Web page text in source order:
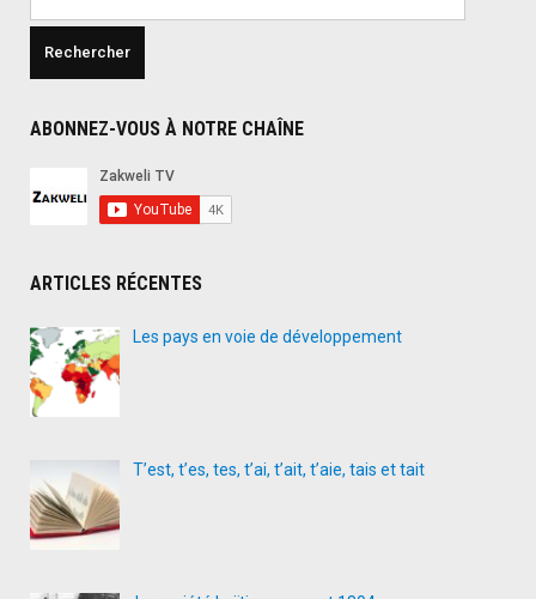
ABONNEZ-VOUS À NOTRE CHAÎNE
ARTICLES RÉCENTES
Les pays en voie de développement
T’est, t’es, tes, t’ai, t’ait, t’aie, tais et tait